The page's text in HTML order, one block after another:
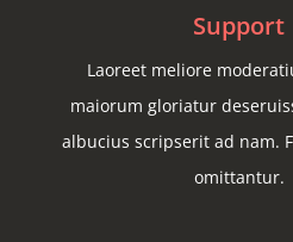
Support
Laoreet meliore
maiorum gloriatur
albucius scripserit ad nam.
omittantur.